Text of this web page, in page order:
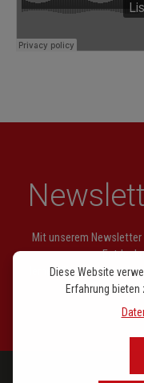
Mit unserem
lernen Sie Hintergründe
Diese Website
Erfahrung bieten